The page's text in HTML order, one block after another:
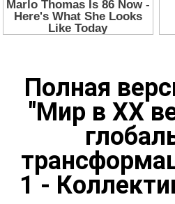
Полная
"Мир в XX
1 -